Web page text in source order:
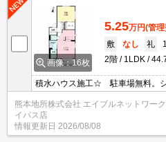
画像：16枚
5.25万円(管
敷
なし 礼
2階
1LDK
積水ハウス施工☆ 駐車場無料。シ
L付き。2階の角部屋☆
熊本地所株式会社 エイブルネットワー
イパス店
情報更新日 2026/08/08